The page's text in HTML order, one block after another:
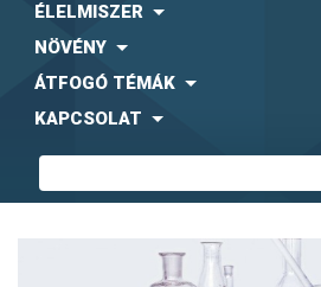
ÉLELMISZER
NÖVÉNY
ÁTFOGÓ TÉMÁK
KAPCSOLAT